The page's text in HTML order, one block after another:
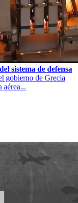
sistema de defensa
gobierno de Grecia
aérea...